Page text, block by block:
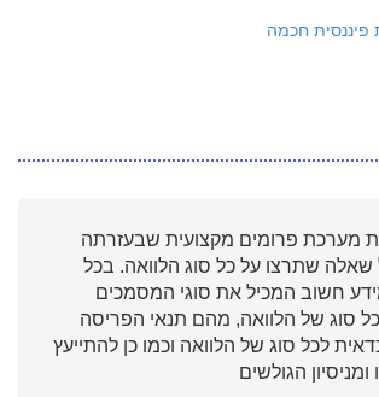
פיננסית חכמה
מערכת פרומים מקצועית שבעזרתה
שאלה שתרצו על כל סוג הלוואה. בכל
חשוב המכיל את סוגי המסמכים
סוג של הלוואה, מהם תנאי הפריסה
לכל סוג של הלוואה וכמו כן להתייעץ
ומניסיון הגולשים